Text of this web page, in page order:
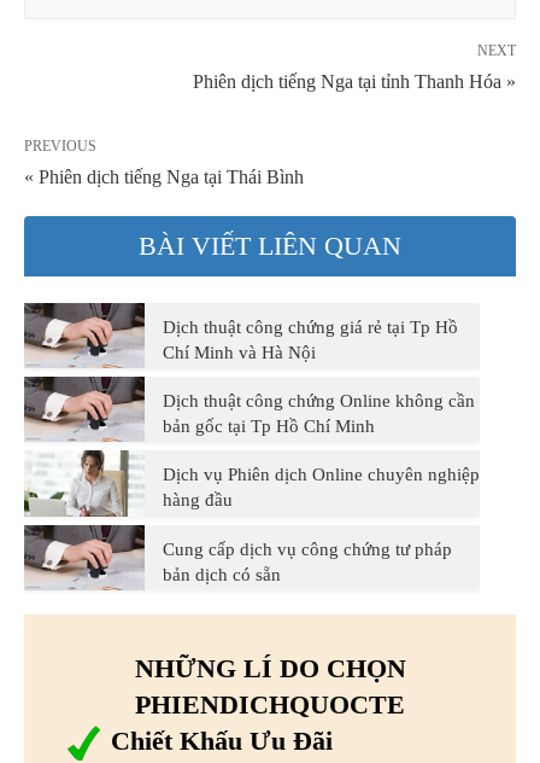
NEXT
Phiên dịch tiếng Nga tại tỉnh Thanh Hóa »
PREVIOUS
« Phiên dịch tiếng Nga tại Thái Bình
BÀI VIẾT LIÊN QUAN
Dịch thuật công chứng giá rẻ tại Tp Hồ
Chí Minh và Hà Nội
Dịch thuật công chứng Online không cần
bản gốc tại Tp Hồ Chí Minh
Dịch vụ Phiên dịch Online chuyên nghiệp
hàng đầu
Cung cấp dịch vụ công chứng tư pháp
bản dịch có sẵn
NHỮNG LÍ DO CHỌN
PHIENDICHQUOCTE
Chiết Khấu Ưu Đãi